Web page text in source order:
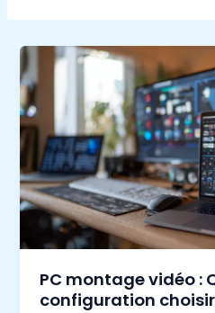
PC montage vidéo :
configuration choisir